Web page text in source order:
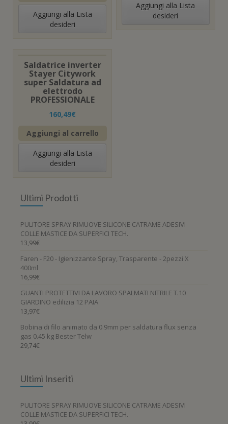
Aggiungi alla Lista
desideri
Aggiungi alla Lista
desideri
Saldatrice inverter
Stayer Citywork
super Saldatura ad
elettrodo
PROFESSIONALE
160,49€
Aggiungi al carrello
Aggiungi alla Lista
desideri
Ultimi Prodotti
PULITORE SPRAY RIMUOVE SILICONE CATRAME ADESIVI
COLLE MASTICE DA SUPERFICI TECH.
13,99€
Faren - F20 - Igienizzante Spray, Trasparente - 2pezzi X
400ml
16,99€
GUANTI PROTETTIVI DA LAVORO SPALMATI NITRILE T.10
GIARDINO edilizia 12 PAIA
13,97€
Bobina di filo animato da 0.9mm per saldatura flux senza
gas 0.45 kg Bester Telw
29,74€
Ultimi Inseriti
PULITORE SPRAY RIMUOVE SILICONE CATRAME ADESIVI
COLLE MASTICE DA SUPERFICI TECH.